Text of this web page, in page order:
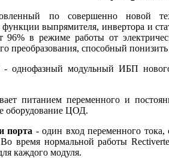
по совершенно новой
выпрямителя, инвертора и
96% в режиме работы от
преобразования, способный
- однофазный модульный ИБП
питанием переменного и
оборудование ЦОД.
порта - один вход переменного
время нормальной работы
каждого модуля.